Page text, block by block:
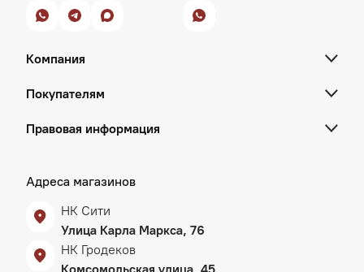
Компания
Покупателям
Правовая информация
Адреса магазинов
НК Сити
Улица Карла Маркса, 76
НК Гродеков